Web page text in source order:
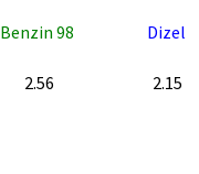
Benzin 98 Dizel
2.56 2.15